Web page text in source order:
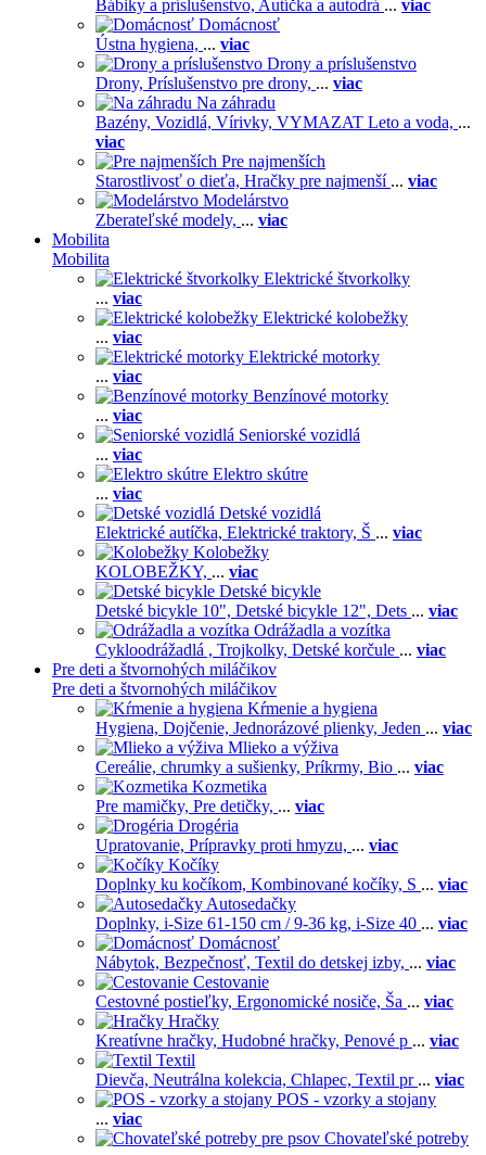
Bábiky a príslušenstvo, Autíčka a autodrá ... viac
Domácnosť
Ústna hygiena, ... viac
Drony a príslušenstvo
Drony, Príslušenstvo pre drony, ... viac
Na záhradu
Bazény, Vozidlá, Vírivky, VYMAZAT Leto a voda, ...
viac
Pre najmenších
Starostlivosť o dieťa, Hračky pre najmenší ... viac
Modelárstvo
Zberateľské modely, ... viac
Mobilita
Mobilita
Elektrické štvorkolky
... viac
Elektrické kolobežky
... viac
Elektrické motorky
... viac
Benzínové motorky
... viac
Seniorské vozidlá
... viac
Elektro skútre
... viac
Detské vozidlá
Elektrické autíčka, Elektrické traktory, Š ... viac
Kolobežky
KOLOBEŽKY, ... viac
Detské bicykle
Detské bicykle 10", Detské bicykle 12", Dets ... viac
Odrážadla a vozítka
Cykloodrážadlá , Trojkolky, Detské korčule ... viac
Pre deti a štvornohých miláčikov
Pre deti a štvornohých miláčikov
Kŕmenie a hygiena
Hygiena, Dojčenie, Jednorázové plienky, Jeden ... viac
Mlieko a výživa
Cereálie, chrumky a sušienky, Príkrmy, Bio ... viac
Kozmetika
Pre mamičky, Pre detičky, ... viac
Drogéria
Upratovanie, Prípravky proti hmyzu, ... viac
Kočíky
Doplnky ku kočíkom, Kombinované kočíky, S ... viac
Autosedačky
Doplnky, i-Size 61-150 cm / 9-36 kg, i-Size 40 ... viac
Domácnosť
Nábytok, Bezpečnosť, Textil do detskej izby, ... viac
Cestovanie
Cestovné postieľky, Ergonomické nosiče, Ša ... viac
Hračky
Kreatívne hračky, Hudobné hračky, Penové p ... viac
Textil
Dievča, Neutrálna kolekcia, Chlapec, Textil pr ... viac
POS - vzorky a stojany
... viac
Chovateľské potreby